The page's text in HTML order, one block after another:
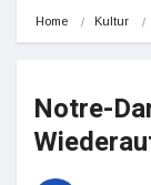
Home Kultur
Notre-